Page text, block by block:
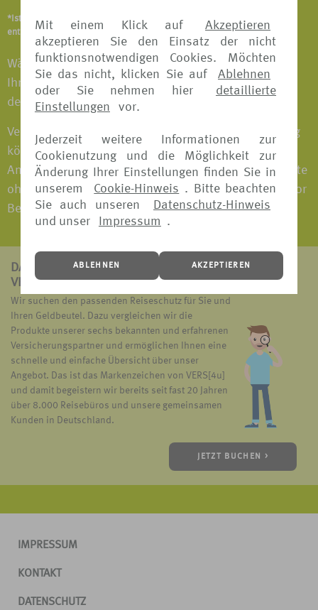
Mit einem Klick auf
Akzeptieren
akzeptieren Sie den Einsatz der nicht
funktionsnotwendigen Cookies. Möchten
Sie das nicht, klicken Sie auf
Ablehnen
oder Sie nehmen hier
detaillierte
Einstellungen
vor.
Jederzeit weitere Informationen zur
Cookienutzung und die Möglichkeit zur
Änderung Ihrer Einstellungen finden Sie in
unserem
Cookie-Hinweis . Bitte beachten
Sie auch unseren
Datenschutz-Hinweis
und unser
Impressum .
ABLEHNEN AKZEPTIEREN
*Ist abhängig vom Versicherungsangebot und Versicherer. Details
entnehmen Sie bitte den jeweiligen Versicherungsbedingungen.
Wählen Sie das Versicherungspaket individuell nach
Ihren Bedürfnissen aus und fahren Sie entspannt in
den Urlaub.
Versicherungspakete mit Reiserücktritts-Versicherung
können bei fast allen Versicherern bis 30 Tage vor
Antritt der Reise gebucht werden. Versicherungspakete
ohne Reiserücktritts-Versicherung können jederzeit vor
Beginn der Reise gebucht werden.
DAS ZEICHNET
VERS[4U] AUS:
Wir suchen den passenden Reiseschutz für Sie und
Ihren Geldbeutel. Dazu vergleichen wir die
Produkte unserer sechs bekannten und erfahrenen
Versicherungspartner und ermöglichen Ihnen eine
schnelle und einfache Übersicht über unser
Angebot. Das ist das Markenzeichen von VERS[4u]
und damit begeistern wir bereits seit fast 20 Jahren
über 8.000 Reisebüros und unsere gemeinsamen
Kunden in Deutschland.
JETZT BUCHEN >
IMPRESSUM
KONTAKT
DATENSCHUTZ